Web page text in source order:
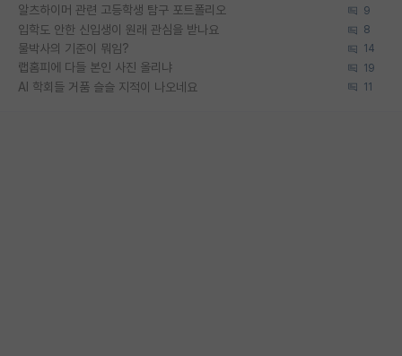
알츠하이머 관련 고등학생 탐구 포트폴리오 9
입학도 안한 신입생이 원래 관심을 받나요 8
물박사의 기준이 뭐임? 14
랩홈피에 다들 본인 사진 올리냐 19
AI 학회들 거품 슬슬 지적이 나오네요 11